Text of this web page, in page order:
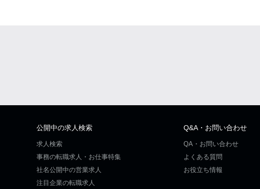
公開中の求人検索
求人検索
事務の転職求人・お仕事特集
社名公開中の営業求人
注目企業の転職求人
Q&A・お問い合わせ
QA・お問い合わせ
よくある質問
お役立ち情報